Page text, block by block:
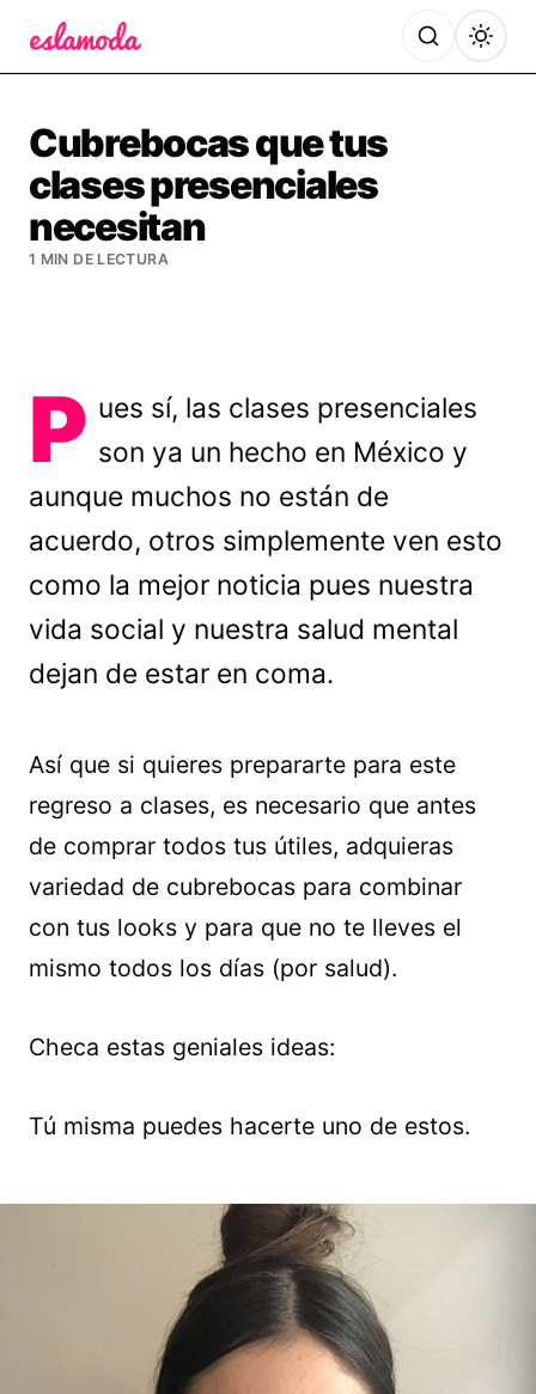
Cubrebocas que tus
clases presenciales
necesitan
1 MIN DE LECTURA
P ues sí, las clases presenciales
son ya un hecho en México y
aunque muchos no están de
acuerdo, otros simplemente ven esto
como la mejor noticia pues nuestra
vida social y nuestra salud mental
dejan de estar en coma.
Así que si quieres prepararte para este
regreso a clases, es necesario que antes
de comprar todos tus útiles, adquieras
variedad de cubrebocas para combinar
con tus looks y para que no te lleves el
mismo todos los días (por salud).
Checa estas geniales ideas:
Tú misma puedes hacerte uno de estos.